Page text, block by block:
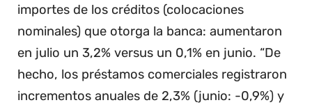
importes de los créditos (colocaciones
nominales) que otorga la banca: aumentaron
en julio un 3,2% versus un 0,1% en junio. “De
hecho, los préstamos comerciales registraron
incrementos anuales de 2,3% (junio: -0,9%) y